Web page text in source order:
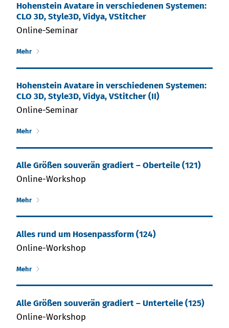
Hohenstein Ava­ta­re in ver­schie­den­en Syste­men:
CLO 3D, Style3D, Vidya, VStitcher
Online-Seminar
Mehr
Hohenstein Ava­ta­re in ver­schie­den­en Syste­men:
CLO 3D, Style3D, Vidya, VStitcher (II)
Online-Seminar
Mehr
Al­le Grö­ßen sou­ve­rän gra­diert – Ober­tei­le (121)
Online-Workshop
Mehr
Al­les rund um Ho­sen­­pass­form (124)
Online-Workshop
Mehr
Al­le Grö­ßen sou­ve­rän gra­diert – Un­ter­tei­le (125)
Online-Workshop